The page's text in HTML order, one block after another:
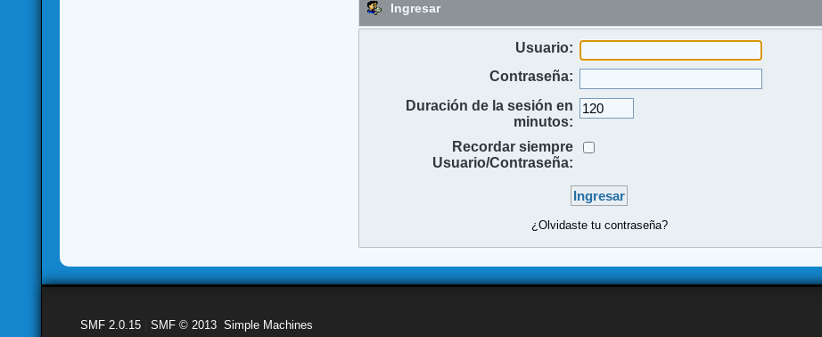
Ingresar
Usuario:
Contraseña:
Duración de la sesión en
minutos:
Recordar siempre
Usuario/Contraseña:
¿Olvidaste tu contraseña?
SMF 2.0.15 |SMF © 2013 ,Simple Machines